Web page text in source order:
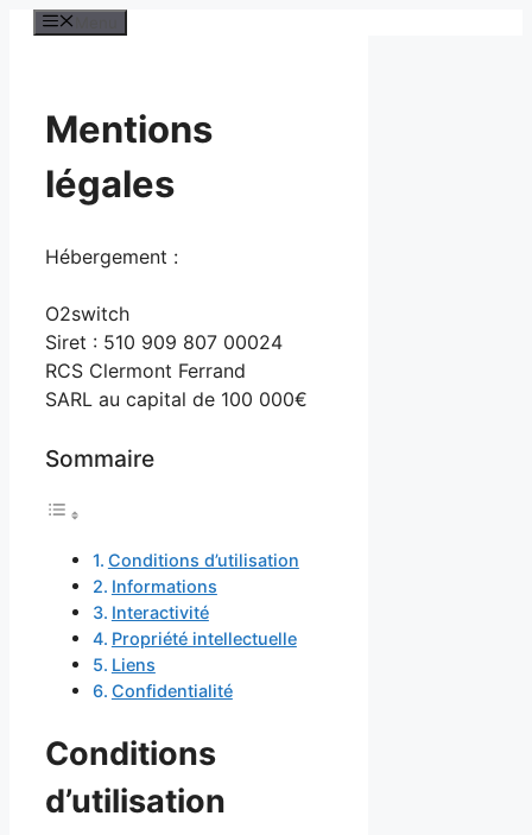
Aller
Mentions
légales
Hébergement :
O2switch
Siret : 510 909 807 00024
RCS Clermont Ferrand
SARL au capital de 100 000€
Sommaire
Conditions d’utilisation
Informations
Interactivité
Propriété intellectuelle
Liens
Confidentialité
Conditions
d’utilisation